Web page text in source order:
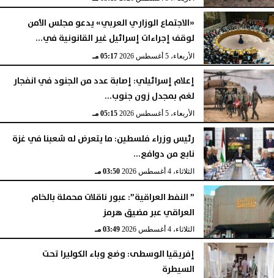
«الاجتماع الوزاري العربي» يدعو مجلس الأمن
لوقف إجراءات إسرائيل غير القانونية في...
الأربعاء، 5 أغسطس 2026 05:17 مـ
إعلام إسرائيلي: إصابة عدد من الجنود في انفجار
لغم بمجدل زون جنوب...
الأربعاء، 5 أغسطس 2026 05:15 مـ
رئيس وزراء فلسطين: ما يتعرض له شعبنا في غزة
نابع من دوافع...
الثلاثاء، 4 أغسطس 2026 03:50 مـ
” النفط العراقية”: عبور ناقلات محملة بالخام
العراقي عبر مضيق هرمز
الثلاثاء، 4 أغسطس 2026 03:49 مـ
إفريقيا الوسطى: وضع وباء الكوليرا تحت
السيطرة